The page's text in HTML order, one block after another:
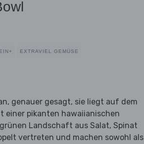
EXTRAVIEL GEMÜSE
genauer gesagt, sie liegt auf dem
einer pikanten hawaiianischen
Landschaft aus Salat, Spinat
vertreten und machen sowohl als